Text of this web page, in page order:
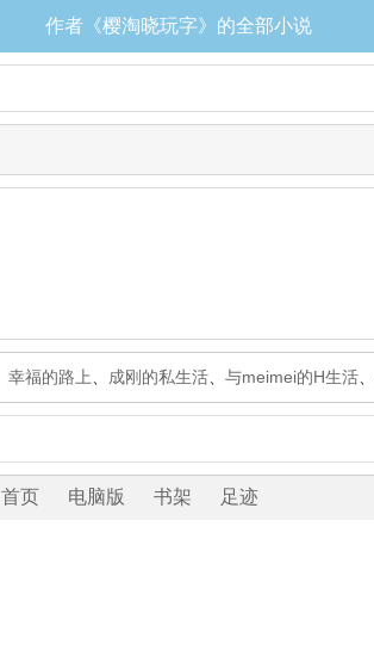
作者《樱淘晓玩字》的全部小说
幸福的路上 成刚的私生活 与meimei的H生活
首页 电脑版 书架 足迹